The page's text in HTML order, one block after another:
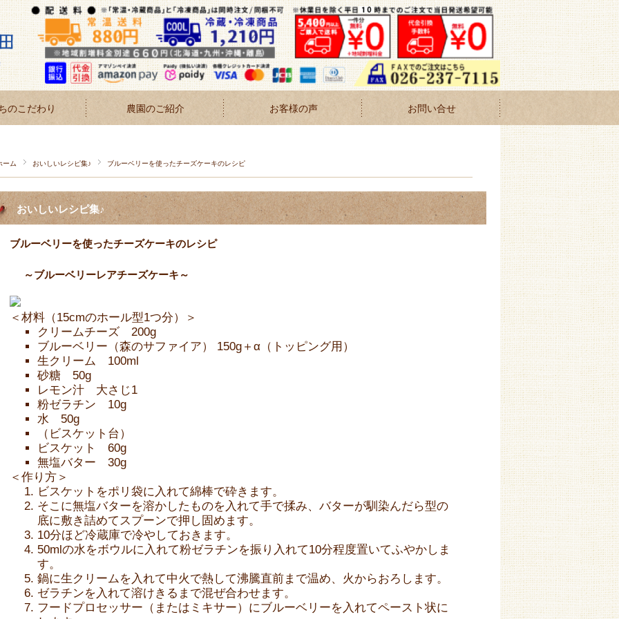
のこだわり 農園のご紹介 お客様の声 お問い合せ
ーム おいしいレシピ集♪ ブルーベリーを使ったチーズケーキのレシピ
おいしいレシピ集♪
ブルーベリーを使ったチーズケーキのレシピ
～ブルーベリーレアチーズケーキ～
＜材料（15cmのホール型1つ分）＞
クリームチーズ 200g
ブルーベリー（森のサファイア） 150g＋α（トッピング用）
生クリーム 100ml
砂糖 50g
レモン汁 大さじ1
粉ゼラチン 10g
水 50g
（ビスケット台）
ビスケット 60g
無塩バター 30g
＜作り方＞
ビスケットをポリ袋に入れて綿棒で砕きます。
そこに無塩バターを溶かしたものを入れて手で揉み、バターが馴染んだら型の
底に敷き詰めてスプーンで押し固めます。
10分ほど冷蔵庫で冷やしておきます。
50mlの水をボウルに入れて粉ゼラチンを振り入れて10分程度置いてふやかしま
す。
鍋に生クリームを入れて中火で熱して沸騰直前まで温め、火からおろします。
ゼラチンを入れて溶けきるまで混ぜ合わせます。
フードプロセッサー（またはミキサー）にブルーベリーを入れてペースト状に